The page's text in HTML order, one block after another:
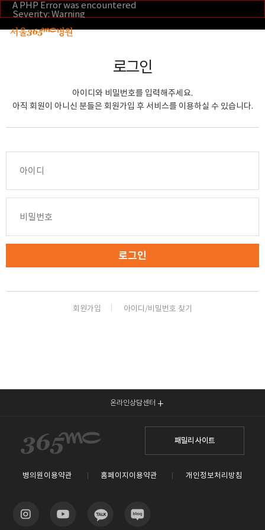
A PHP Error was encountered
Severity: Warning
Filename: _inc/header_body.php
Line Number: 108
/home/suction/public_html/application/views/mobile/
/home/suction/public_html/application/views/mobile/
Line: 295
File:
Function: view
File:
/home/suction/public_html/application/controllers/
Function: view_print
File: /home/suction/public_html/index.php
Function: require_once
본문 바로가기
로그인
아이디와 비밀번호를 입력해주세요.
아직 회원이 아니신 분들은 회원가입 후 서비스를 이용하실 수 있습니다.
로그인
회원가입 아이디/비밀번호 찾기
온라인상담센터
패밀리 사이트
병의원이용약관 홈페이지이용약관 개인정보처리방침